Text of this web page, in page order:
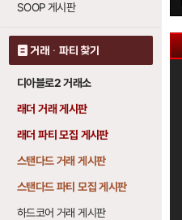
SOOP 게시판
거래 · 파티 찾기
디아블로2 거래소
래더 거래 게시판
래더 파티 모집 게시판
스탠다드 거래 게시판
스탠다드 파티 모집 게시판
하드코어 거래 게시판